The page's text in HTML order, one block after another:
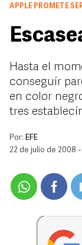
APPLE PROMETE
Hasta el
conseguir
en color
tres
Por: EFE
22 de julio de 2008 -